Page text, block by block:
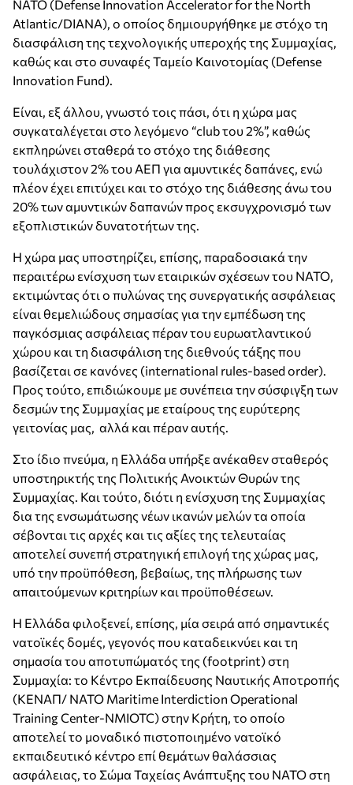
ΝΑΤΟ (Defense Innovation Accelerator for the North
Atlantic/DIANA), ο οποίος δημιουργήθηκε με στόχο τη
διασφάλιση της τεχνολογικής υπεροχής της Συμμαχίας,
καθώς και στο συναφές Ταμείο Καινοτομίας (Defense
Innovation Fund).
Είναι, εξ άλλου, γνωστό τοις πάσι, ότι η χώρα μας
συγκαταλέγεται στο λεγόμενο “club του 2%”, καθώς
εκπληρώνει σταθερά το στόχο της διάθεσης
τουλάχιστον 2% του ΑΕΠ για αμυντικές δαπάνες, ενώ
πλέον έχει επιτύχει και το στόχο της διάθεσης άνω του
20% των αμυντικών δαπανών προς εκσυγχρονισμό των
εξοπλιστικών δυνατοτήτων της.
Η χώρα μας υποστηρίζει, επίσης, παραδοσιακά την
περαιτέρω ενίσχυση των εταιρικών σχέσεων του ΝΑΤΟ,
εκτιμώντας ότι ο πυλώνας της συνεργατικής ασφάλειας
είναι θεμελιώδους σημασίας για την εμπέδωση της
παγκόσμιας ασφάλειας πέραν του ευρωατλαντικού
χώρου και τη διασφάλιση της διεθνούς τάξης που
βασίζεται σε κανόνες (international rules-based order).
Προς τούτο, επιδιώκουμε με συνέπεια την σύσφιγξη των
δεσμών της Συμμαχίας με εταίρους της ευρύτερης
γειτονίας μας, αλλά και πέραν αυτής.
Στο ίδιο πνεύμα, η Ελλάδα υπήρξε ανέκαθεν σταθερός
υποστηρικτής της Πολιτικής Ανοικτών Θυρών της
Συμμαχίας. Και τούτο, διότι η ενίσχυση της Συμμαχίας
δια της ενσωμάτωσης νέων ικανών μελών τα οποία
σέβονται τις αρχές και τις αξίες της τελευταίας
αποτελεί συνεπή στρατηγική επιλογή της χώρας μας,
υπό την προϋπόθεση, βεβαίως, της πλήρωσης των
απαιτούμενων κριτηρίων και προϋποθέσεων.
Η Ελλάδα φιλοξενεί, επίσης, μία σειρά από σημαντικές
νατοϊκές δομές, γεγονός που καταδεικνύει και τη
σημασία του αποτυπώματός της (footprint) στη
Συμμαχία: το Κέντρο Εκπαίδευσης Ναυτικής Αποτροπής
(ΚΕΝΑΠ/ NATO Maritime Interdiction Operational
Training Center-NMIOTC) στην Κρήτη, το οποίο
αποτελεί το μοναδικό πιστοποιημένο νατοϊκό
εκπαιδευτικό κέντρο επί θεμάτων θαλάσσιας
ασφάλειας, το Σώμα Ταχείας Ανάπτυξης του ΝΑΤΟ στη